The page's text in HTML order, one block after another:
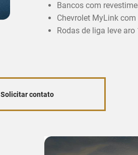
Bancos com
Chevrolet MyLink com
Rodas de liga leve aro
Solicitar contato